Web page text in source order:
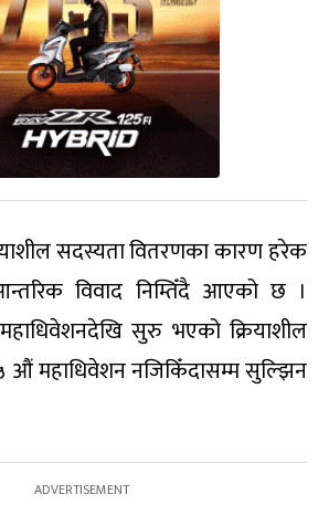
सदस्यता वितरणका कारण हरेक
विवाद निम्तिँदै आएको छ ।
सुरु भएको क्रियाशील
औं महाधिवेशन नजिकिँदासम्म सुल्झिन